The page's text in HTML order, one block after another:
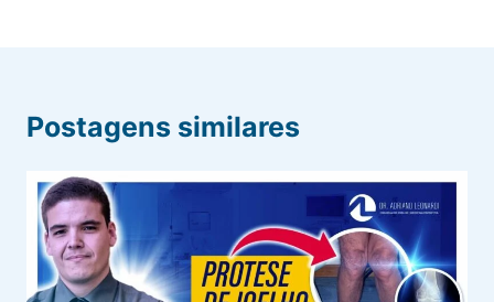
Postagens similares